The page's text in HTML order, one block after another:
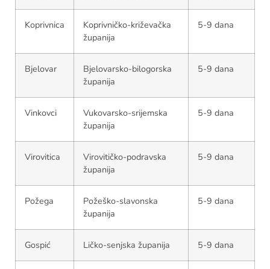
Koprivnica
Koprivničko-križevačka
županija
5-9 dana
Bjelovar
Bjelovarsko-bilogorska
županija
5-9 dana
Vinkovci
Vukovarsko-srijemska
županija
5-9 dana
Virovitica
Virovitičko-podravska
županija
5-9 dana
Požega
Požeško-slavonska
županija
5-9 dana
Gospić Ličko-senjska županija 5-9 dana